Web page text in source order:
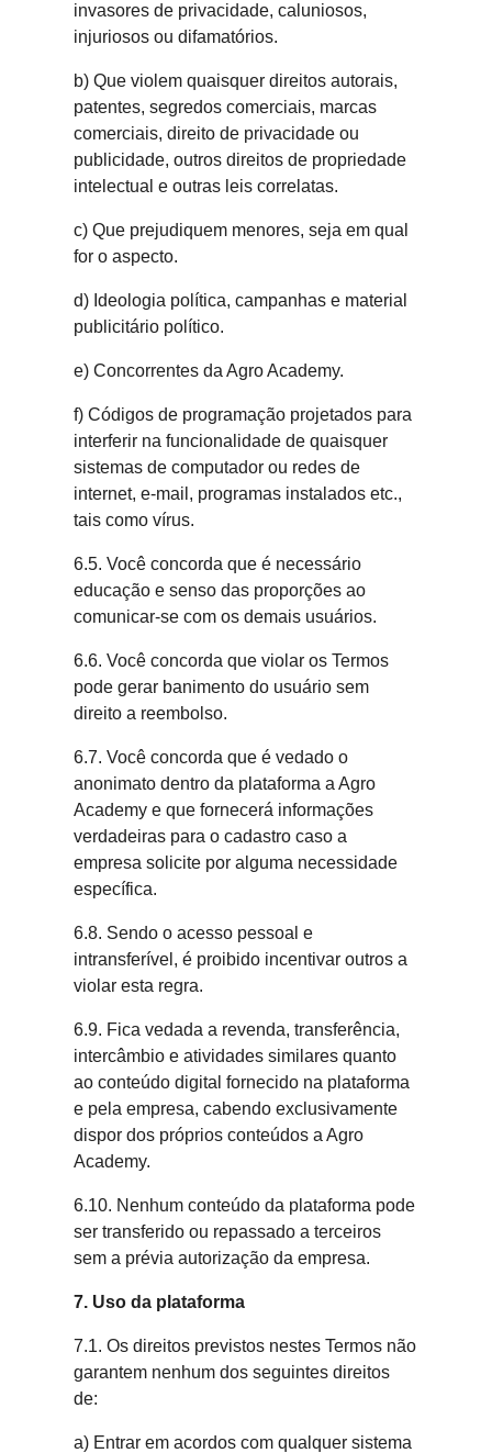
invasores de privacidade, caluniosos,
injuriosos ou difamatórios.
b) Que violem quaisquer direitos autorais,
patentes, segredos comerciais, marcas
comerciais, direito de privacidade ou
publicidade, outros direitos de propriedade
intelectual e outras leis correlatas.
c) Que prejudiquem menores, seja em qual
for o aspecto.
d) Ideologia política, campanhas e material
publicitário político.
e) Concorrentes da Agro Academy.
f) Códigos de programação projetados para
interferir na funcionalidade de quaisquer
sistemas de computador ou redes de
internet, e-mail, programas instalados etc.,
tais como vírus.
6.5. Você concorda que é necessário
educação e senso das proporções ao
comunicar-se com os demais usuários.
6.6. Você concorda que violar os Termos
pode gerar banimento do usuário sem
direito a reembolso.
6.7. Você concorda que é vedado o
anonimato dentro da plataforma a Agro
Academy e que fornecerá informações
verdadeiras para o cadastro caso a
empresa solicite por alguma necessidade
específica.
6.8. Sendo o acesso pessoal e
intransferível, é proibido incentivar outros a
violar esta regra.
6.9. Fica vedada a revenda, transferência,
intercâmbio e atividades similares quanto
ao conteúdo digital fornecido na plataforma
e pela empresa, cabendo exclusivamente
dispor dos próprios conteúdos a Agro
Academy.
6.10. Nenhum conteúdo da plataforma pode
ser transferido ou repassado a terceiros
sem a prévia autorização da empresa.
7. Uso da plataforma
7.1. Os direitos previstos nestes Termos não
garantem nenhum dos seguintes direitos
de:
a) Entrar em acordos com qualquer sistema